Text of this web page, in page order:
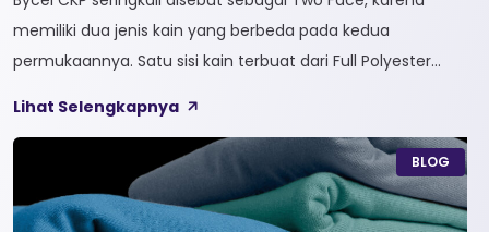
memiliki dua jenis kain yang berbeda pada kedua
permukaannya. Satu sisi kain terbuat dari Full Polyester
Bycel merupakan kain High-End karena bersifat Fungsional,
dapat digunakan sesuai kebutuhan customer. Selain itu,
kain Bycel juga diberi teknologi teranyar yakni pemberian
dua jenis […]
Lihat Selengkapnya
BLOG